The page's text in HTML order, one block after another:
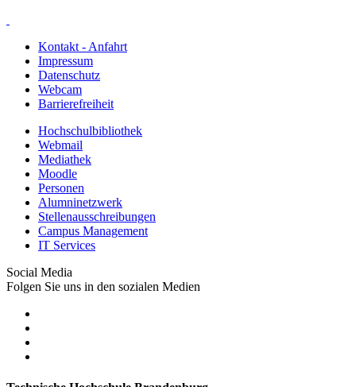
Kontakt - Anfahrt
Impressum
Datenschutz
Webcam
Barrierefreiheit
Hochschulbibliothek
Webmail
Mediathek
Moodle
Personen
Alumninetzwerk
Stellenausschreibungen
Campus Management
IT Services
Social Media
Folgen Sie uns in den sozialen Medien